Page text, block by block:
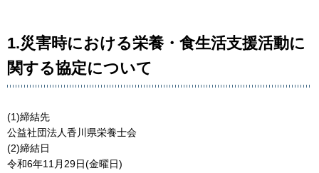
1.災害時における栄養・食生活支援活動に
関する協定について
(1)締結先
公益社団法人香川県栄養士会
(2)締結日
令和6年11月29日(金曜日)